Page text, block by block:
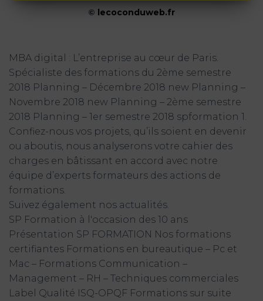
© lecoconduweb.fr
MBA digital : L’entreprise au cœur de Paris.
Spécialiste des formations du 2ème semestre
2018 Planning – Décembre 2018 new Planning –
Novembre 2018 new Planning – 2ème semestre
2018 Planning – 1er semestre 2018 spformation 1.
Confiez-nous vos projets, qu’ils soient en devenir
ou aboutis, nous analyserons votre cahier des
charges en bâtissant en accord avec notre
équipe d’experts formateurs des actions de
formations.
Suivez également nos actualités.
SP Formation à l'occasion des 10 ans
Présentation SP FORMATION Nos formations
certifiantes Formations en bureautique – Pc et
Mac – Formations Communication –
Management – RH – Techniques commerciales
Label Qualité ISQ-OPQF Formations sur suite